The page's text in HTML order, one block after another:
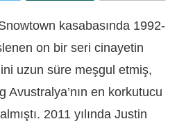
kasabasında 1992-
on bir seri cinayetin
uzun süre meşgul etmiş,
Avustralya’nın en korkutucu
2011 yılında Justin